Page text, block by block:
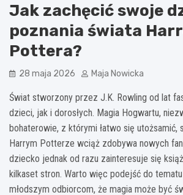
Jak zachęcić swoje
poznania świata
Pottera?
28 maja 2026 Maja Nowicka
Świat stworzony przez J.K. Rowling od lat
dzieci, jak i dorosłych. Magia Hogwartu,
bohaterowie, z którymi łatwo się utożsamić,
Harrym Potterze wciąż zdobywa nowych
dziecko jednak od razu zainteresuje się
kilkaset stron. Warto więc podejść do
młodszym odbiorcom, że magia może być